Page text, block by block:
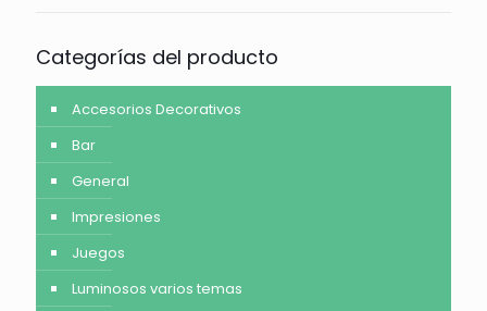
Categorías del producto
Accesorios Decorativos
Bar
General
Impresiones
Juegos
Luminosos varios temas